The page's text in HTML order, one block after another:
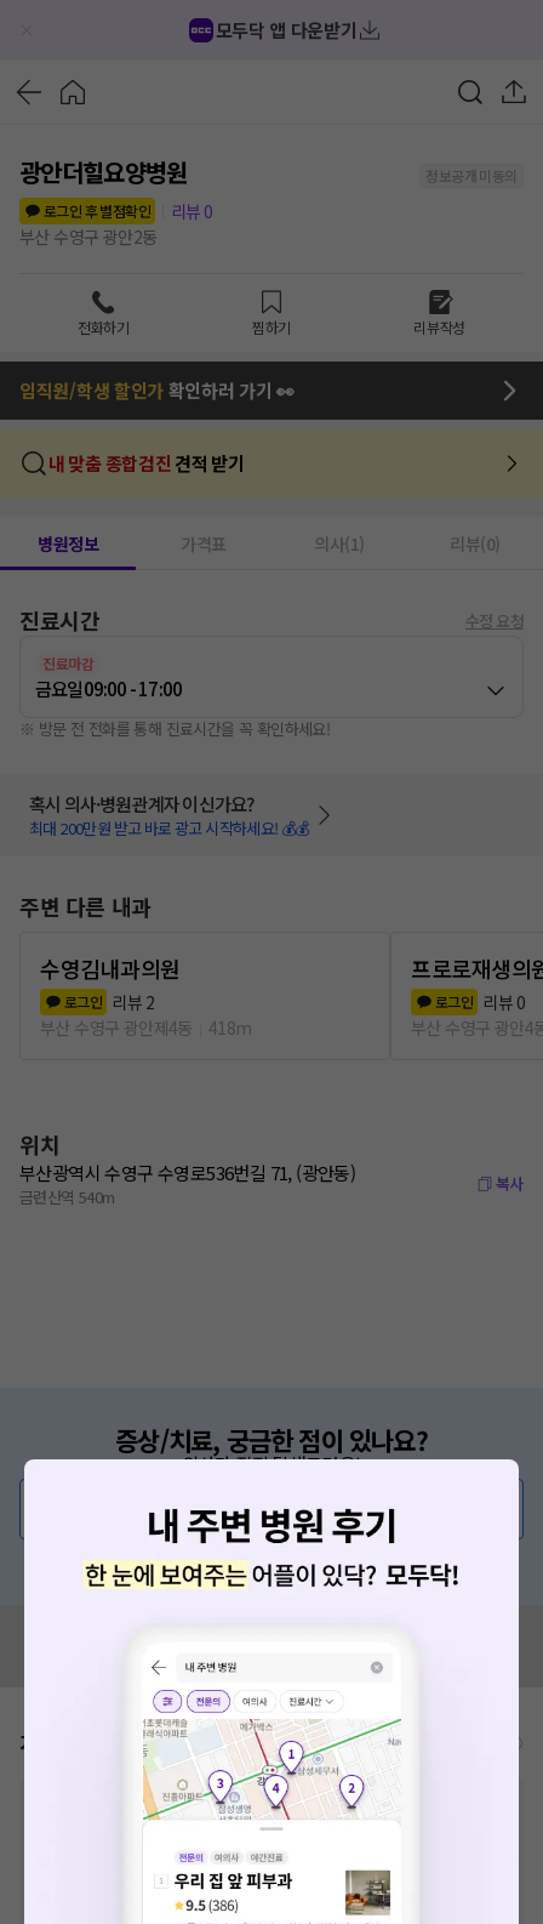
모두닥 앱 다운받기
광안더힐요양병원
정보공개 미동의
로그인 후 별점확인
리뷰 0
부산 수영구 광안2동
전화하기 찜하기 리뷰작성
임직원/학생 할인가확인하러 가기 👀
내 맞춤 종합검진 견적 받기
병원정보 가격표 의사(1) 리뷰(0)
진료시간 수정 요청
진료마감
금요일09:00 - 17:00
※ 방문 전 전화를 통해 진료시간을 꼭 확인하세요!
혹시 의사·병원관계자 이신가요?
최대 200만원 받고 바로 광고 시작하세요! 💰💰
주변 다른 내과
수영김내과의원
로그인 리뷰 2
부산 수영구 광안제4동
418m
프로로재생의
로그인 리뷰 0
부산 수영구 광안4
위치
부산광역시 수영구 수영로536번길 71, (광안동)
금련산역 540m
복사
증상/치료, 궁금한 점이 있나요?
의사가 직접 답해드려요!
💬 무엇이든 물어보세요
혹은, 의료상담 서비스에 다양한 게시글 보러가기
모두닥 팀에 알려주세요!
가격표 비급여/급여 진료란?
비급여 항목의 경우,추가비용 등으로 실제 가격과 상이할 수 있으니, 정확
한 가격은 해당 의료기관에 직접 문의해주세요.
격입니다. (진료와 연관된 복합적인 비용이 추가되어, 병원마다 금액이 다르게
산정될 수 있는 점 참고 바랍니다.)
※ 이벤트가, 할인가는VAT 포함